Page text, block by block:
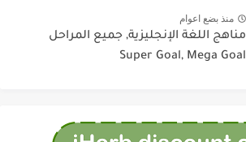
منذ بضع اعوام
مناهج اللغة الإنجليزية, جميع المراحل
Super Goal, Mega Goal